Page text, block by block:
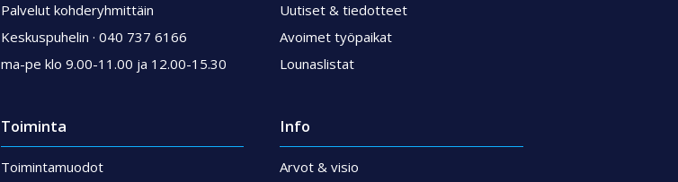
Palvelut kohderyhmittäin
Keskuspuhelin · 040 737 6166
ma-pe klo 9.00-11.00 ja 12.00-15.30
Toiminta
Toimintamuodot
Uutiset & tiedotteet
Avoimet työpaikat
Lounaslistat
Info
Arvot & visio